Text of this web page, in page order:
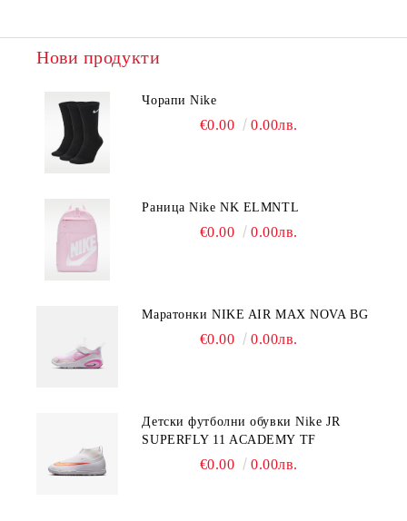
Нови продукти
Чорапи Nike
€0.00 0.00лв.
Раница Nike NK ELMNTL
€0.00 0.00лв.
Mаратонки NIKE AIR MAX NOVA BG
€0.00 0.00лв.
Детски футболни обувки Nike JR
SUPERFLY 11 ACADEMY TF
€0.00 0.00лв.